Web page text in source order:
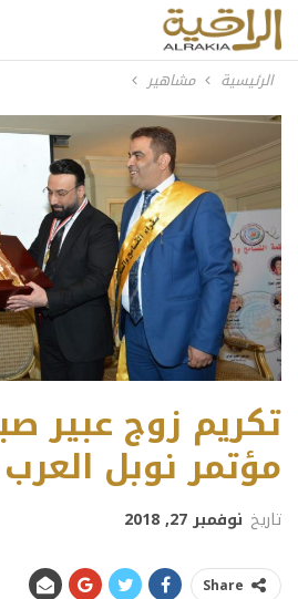
الرئيسية مشاهير
تكريم زوج عبير
مؤتمر نوبل العرب
تاريخ نوفمبر 27, 2018
Share